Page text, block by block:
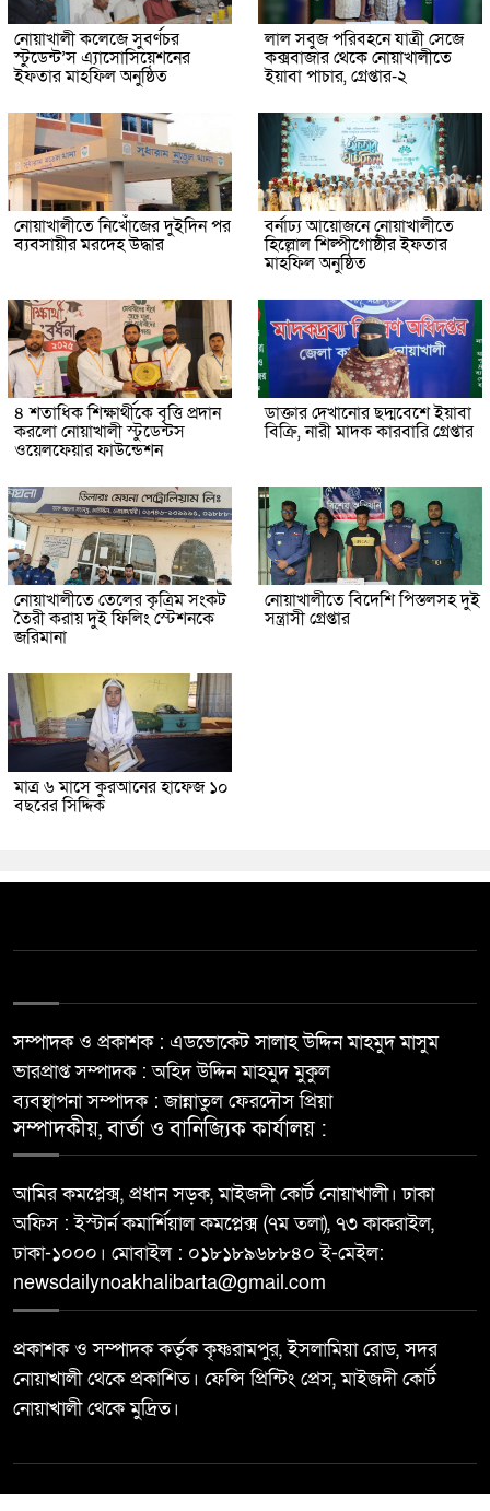
নোয়াখালী কলেজে সুবর্ণচর
স্টুডেন্ট’স এ্যাসোসিয়েশনের
ইফতার মাহফিল অনুষ্ঠিত
লাল সবুজ পরিবহনে যাত্রী সেজে
কক্সবাজার থেকে নোয়াখালীতে
ইয়াবা পাচার, গ্রেপ্তার-২
নোয়াখালীতে নিখোঁজের দুইদিন পর
ব্যবসায়ীর মরদেহ উদ্ধার
বর্নাঢ্য আয়োজনে নোয়াখালীতে
হিল্লোল শিল্পীগোষ্ঠীর ইফতার
মাহফিল অনুষ্ঠিত
৪ শতাধিক শিক্ষার্থীকে বৃত্তি প্রদান
করলো নোয়াখালী স্টুডেন্টস
ওয়েলফেয়ার ফাউন্ডেশন
ডাক্তার দেখানোর ছদ্মবেশে ইয়াবা
বিক্রি, নারী মাদক কারবারি গ্রেপ্তার
নোয়াখালীতে তেলের কৃত্রিম সংকট
তৈরী করায় দুই ফিলিং স্টেশনকে
জরিমানা
নোয়াখালীতে বিদেশি পিস্তলসহ দুই
সন্ত্রাসী গ্রেপ্তার
মাত্র ৬ মাসে কুরআনের হাফেজ ১০
বছরের সিদ্দিক
সম্পাদক ও প্রকাশক : এডভোকেট সালাহ উদ্দিন মাহমুদ মাসুম
ভারপ্রাপ্ত সম্পাদক : অহিদ উদ্দিন মাহমুদ মুকুল
ব্যবস্থাপনা সম্পাদক : জান্নাতুল ফেরদৌস প্রিয়া
সম্পাদকীয়, বার্তা ও বানিজ্যিক কার্যালয় :
আমির কমপ্লেক্স, প্রধান সড়ক, মাইজদী কোর্ট নোয়াখালী। ঢাকা
অফিস : ইস্টার্ন কমার্শিয়াল কমপ্লেক্স (৭ম তলা), ৭৩ কাকরাইল,
ঢাকা-১০০০। মোবাইল : ০১৮১৮৯৬৮৮৪০ ই-মেইল:
newsdailynoakhalibarta@gmail.com
প্রকাশক ও সম্পাদক কর্তৃক কৃষ্ণরামপুর, ইসলামিয়া রোড, সদর
নোয়াখালী থেকে প্রকাশিত। ফেন্সি প্রিন্টিং প্রেস, মাইজদী কোর্ট
নোয়াখালী থেকে মুদ্রিত।